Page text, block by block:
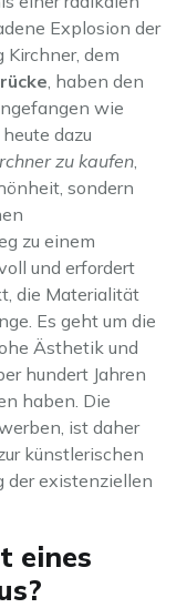
Explosion der
Kirchner, dem
, haben den
wie
dazu
zu kaufen,
sondern
zu einem
und erfordert
die Materialität
Es geht um die
Ästhetik und
hundert Jahren
haben. Die
ist daher
künstlerischen
der existenziellen
eines